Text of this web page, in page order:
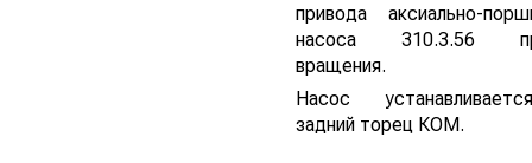
привода аксиально-
насоса 310.3.56
вращения.
Насос
задний торец КОМ.